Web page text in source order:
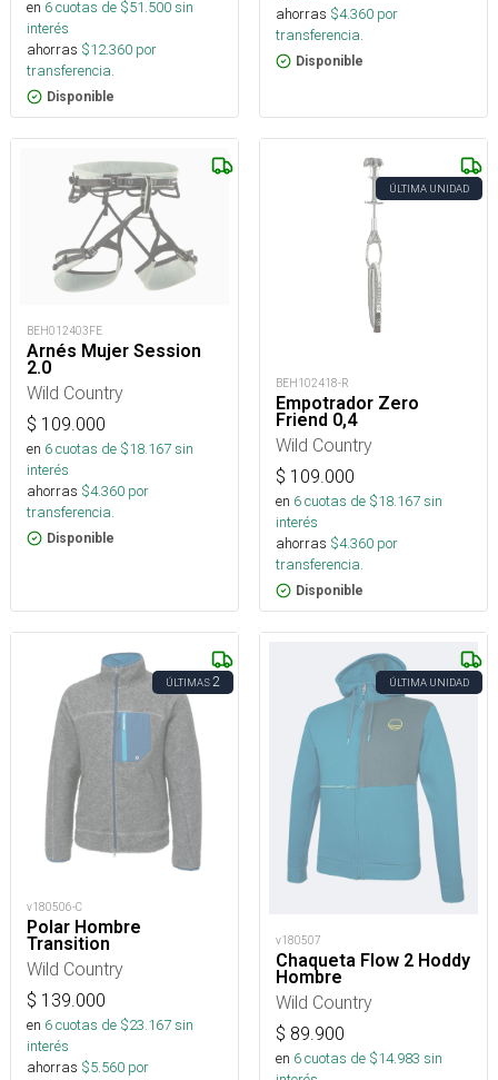
en 6cuotas de $51.500sin
interés
ahorras $12.360 por
transferencia.
Disponible
ahorras $4.360 por
transferencia.
Disponible
BEH012403FE
Arnés Mujer Session
2.0
Wild Country
$ 109.000
en 6cuotas de $18.167sin
interés
ahorras $4.360 por
transferencia.
Disponible
ÚLTIMA UNIDAD
BEH102418-R
Empotrador Zero
Friend 0,4
Wild Country
$ 109.000
en 6cuotas de $18.167sin
interés
ahorras $4.360 por
transferencia.
Disponible
ÚLTIMAS2
v180506-C
Polar Hombre
Transition
Wild Country
$ 139.000
en 6cuotas de $23.167sin
interés
ahorras $5.560 por
ÚLTIMA UNIDAD
v180507
Chaqueta Flow 2 Hoddy
Hombre
Wild Country
$ 89.900
en 6cuotas de $14.983 sin